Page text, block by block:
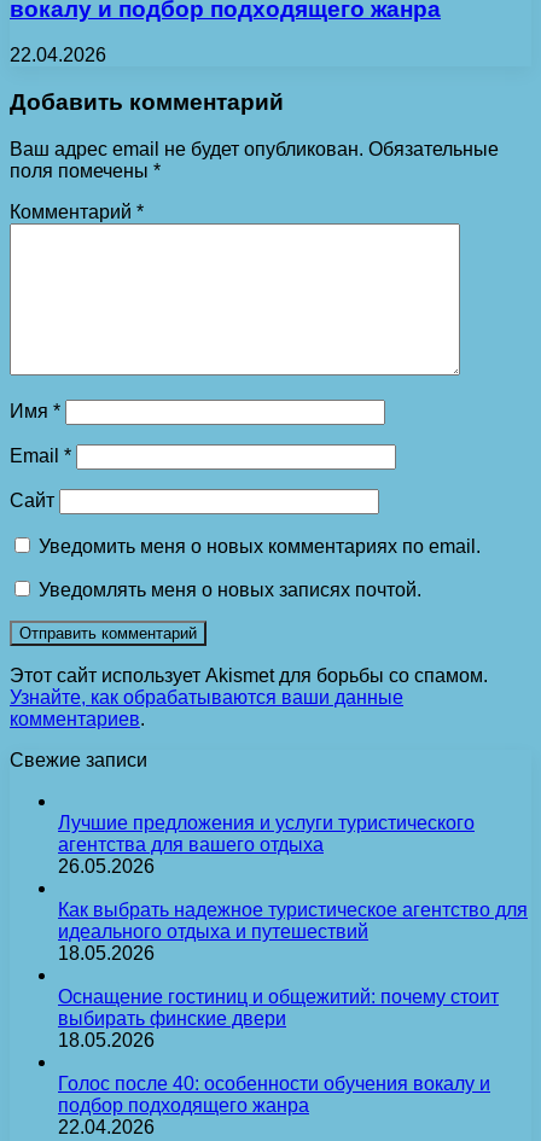
вокалу и подбор подходящего жанра
22.04.2026
Добавить комментарий
Ваш адрес email не будет опубликован. Обязательные
поля помечены *
Комментарий *
Имя *
Email *
Сайт
Уведомить меня о новых комментариях по email.
Уведомлять меня о новых записях почтой.
Этот сайт использует Akismet для борьбы со спамом.
Узнайте, как обрабатываются ваши данные
комментариев.
Свежие записи
Лучшие предложения и услуги туристического
агентства для вашего отдыха
26.05.2026
Как выбрать надежное туристическое агентство для
идеального отдыха и путешествий
18.05.2026
Оснащение гостиниц и общежитий: почему стоит
выбирать финские двери
18.05.2026
Голос после 40: особенности обучения вокалу и
подбор подходящего жанра
22.04.2026